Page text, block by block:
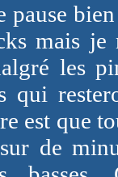
pause
mais
les
qui
est que
de